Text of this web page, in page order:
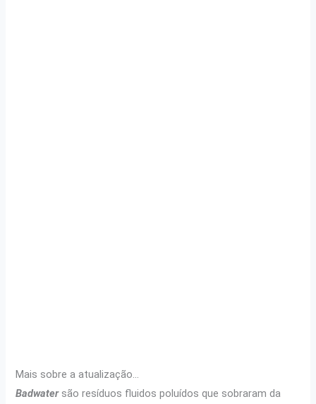
Mais sobre a atualização…
Badwatersão resíduos fluidos poluídos que sobraram da